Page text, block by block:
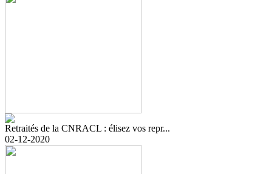
Retraités de la CNRACL : élisez vos repr...
02-12-2020